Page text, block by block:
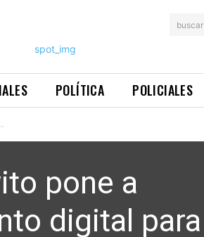
buscar
POLÍTICA POLICIALES
pone a
digital para